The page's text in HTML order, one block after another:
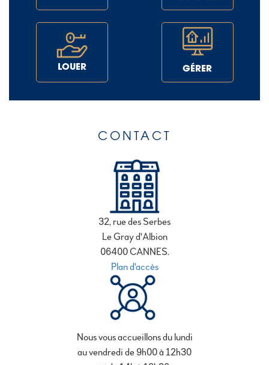
LOUER GÉRER
CONTACT
32, rue des Serbes
Le Gray d'Albion
06400 CANNES.
Plan d'accès
Nous vous accueillons du lundi
au vendredi de 9h00 à 12h30